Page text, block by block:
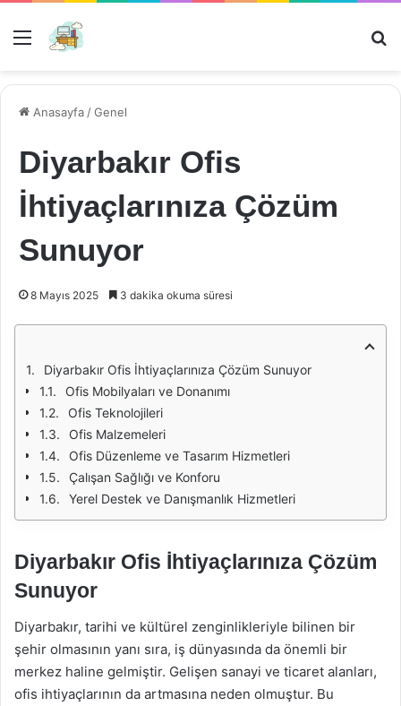
Menü
Anasayfa /Genel
Diyarbakır Ofis
İhtiyaçlarınıza Çözüm
Sunuyor
8 Mayıs 2025 3 dakika okuma süresi
Diyarbakır Ofis İhtiyaçlarınıza Çözüm Sunuyor
Ofis Mobilyaları ve Donanımı
Ofis Teknolojileri
Ofis Malzemeleri
Ofis Düzenleme ve Tasarım Hizmetleri
Çalışan Sağlığı ve Konforu
Yerel Destek ve Danışmanlık Hizmetleri
Diyarbakır Ofis İhtiyaçlarınıza Çözüm
Sunuyor
Diyarbakır, tarihi ve kültürel zenginlikleriyle bilinen bir
şehir olmasının yanı sıra, iş dünyasında da önemli bir
merkez haline gelmiştir. Gelişen sanayi ve ticaret alanları,
ofis ihtiyaçlarının da artmasına neden olmuştur. Bu